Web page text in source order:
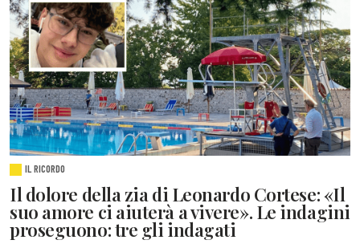
IL RICORDO
Il dolore della zia di Leonardo Cortese: «Il
suo amore ci aiuterà a vivere». Le indagini
proseguono: tre gli indagati